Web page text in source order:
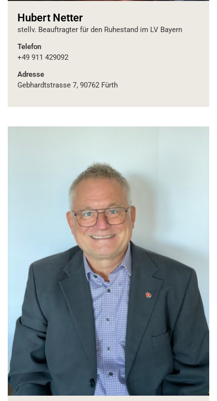
Hubert Netter
stellv. Beauftragter für den Ruhestand im LV Bayern
Telefon
+49 911 429092
Adresse
Gebhardtstrasse 7, 90762 Fürth